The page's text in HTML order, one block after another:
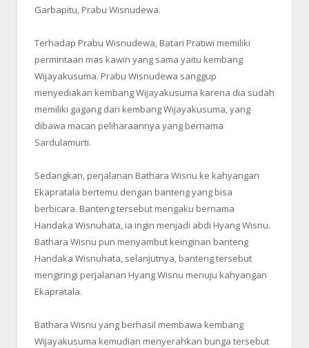
Garbapitu, Prabu Wisnudewa.
Terhadap Prabu Wisnudewa, Batari Pratiwi memiliki
permintaan mas kawin yang sama yaitu kembang
Wijayakusuma. Prabu Wisnudewa sanggup
menyediakan kembang Wijayakusuma karena dia sudah
memiliki gagang dari kembang Wijayakusuma, yang
dibawa macan peliharaannya yang bernama
Sardulamurti.
Sedangkan, perjalanan Bathara Wisnu ke kahyangan
Ekapratala bertemu dengan banteng yang bisa
berbicara. Banteng tersebut mengaku bernama
Handaka Wisnuhata, ia ingin menjadi abdi Hyang Wisnu.
Bathara Wisnu pun menyambut keinginan banteng
Handaka Wisnuhata, selanjutnya, banteng tersebut
mengiringi perjalanan Hyang Wisnu menuju kahyangan
Ekapratala.
Bathara Wisnu yang berhasil membawa kembang
Wijayakusuma kemudian menyerahkan bunga tersebut